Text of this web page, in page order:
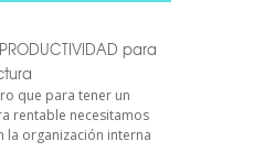
para
que para tener un
rentable necesitamos
la organización interna